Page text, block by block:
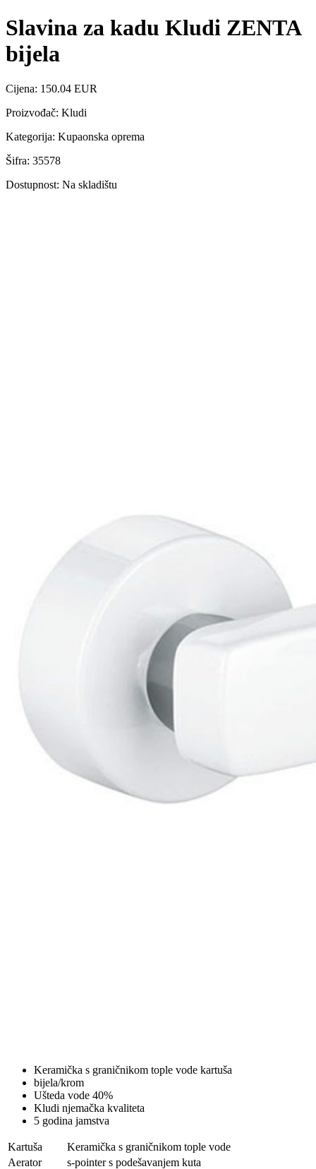
Slavina za kadu Kludi ZENTA
bijela
Cijena: 150.04 EUR
Proizvođač: Kludi
Kategorija: Kupaonska oprema
Šifra: 35578
Dostupnost: Na skladištu
Keramička s graničnikom tople vode kartuša
bijela/krom
Ušteda vode 40%
Kludi njemačka kvaliteta
5 godina jamstva
Kartuša
Keramička s graničnikom tople vode
Aerator
s-pointer s podešavanjem kuta